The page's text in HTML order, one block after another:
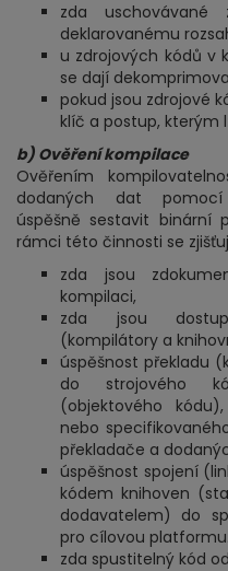
zda uschovávané
deklarovanému
u zdrojových kódů v
se dají
pokud jsou zdrojové
klíč a postup, kterým
b) Ověření kompilace
Ověřením
dodaných dat pomocí
úspěšně sestavit binární
rámci této činnosti se
zda jsou
kompilaci,
zda jsou
(kompilátory a
úspěšnost překladu
do strojového
(objektového
nebo
překladače a
úspěšnost spojení
kódem knihoven
dodavatelem) do
pro cílovou platformu.
zda spustitelný kód